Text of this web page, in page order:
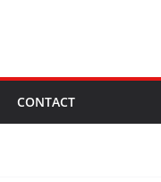
CONTACT